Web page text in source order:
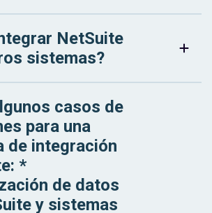
NetSuite
sistemas?
casos de
para una
de integración
*
de datos
y sistemas